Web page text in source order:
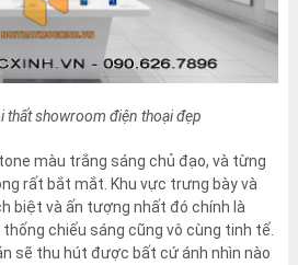
thất showroom điện thoại đẹp
màu trắng sáng chủ đạo, và từng
rất bắt mắt. Khu vực trưng bày và
biệt và ấn tượng nhất đó chính là
chiếu sáng cũng vô cùng tinh tế.
sẽ thu hút được bất cứ ánh nhìn nào